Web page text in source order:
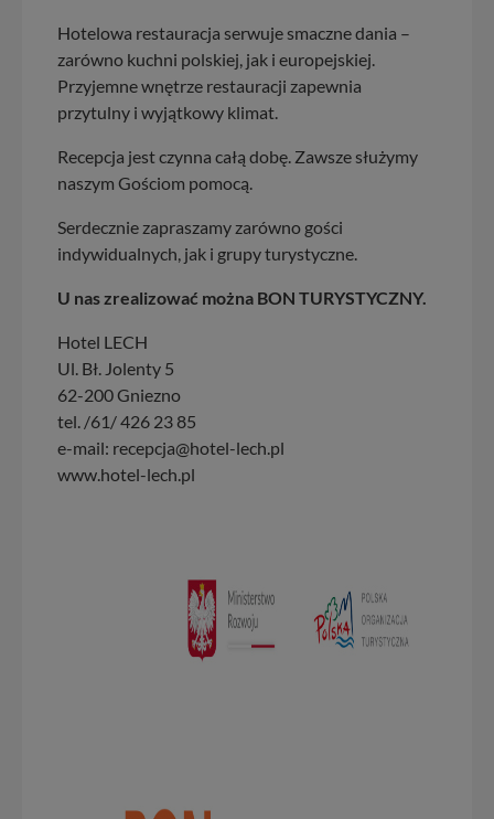
Hotelowa restauracja serwuje smaczne dania –
zarówno kuchni polskiej, jak i europejskiej.
Przyjemne wnętrze restauracji zapewnia
przytulny i wyjątkowy klimat.
Recepcja jest czynna całą dobę. Zawsze służymy
naszym Gościom pomocą.
Serdecznie zapraszamy zarówno gości
indywidualnych, jak i grupy turystyczne.
U nas zrealizować można BON TURYSTYCZNY.
Hotel LECH
Ul. Bł. Jolenty 5
62-200 Gniezno
tel. /61/ 426 23 85
e-mail: recepcja@hotel-lech.pl
www.hotel-lech.pl